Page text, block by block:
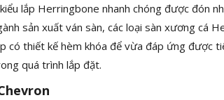
lắp Herringbone nhanh chóng được đón
sản xuất ván sàn, các loại sàn xương cá
có thiết kế hèm khóa để vừa đáp ứng được
quá trình lắp đặt.